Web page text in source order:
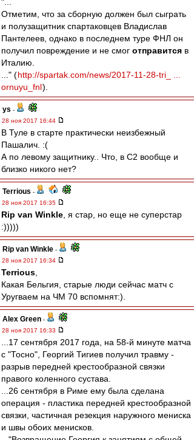
Отметим, что за сборную должен был сыграть
и полузащитник спартаковцев Владислав
Пантелеев, однако в последнем туре ФНЛ он
получил повреждение и не смог отправится в
Италию.
..." (http://spartak.com/news/2017-11-28-tri_ ...
ornuyu_fnl).
ys -
28 ноя 2017 16:44
В Туле в старте практически неизбежный
Пашалич. :(
А по левому защитнику.. Что, в С2 вообще и
близко никого нет?
Terrious -
28 ноя 2017 16:35
Rip van Winkle , я стар, но еще не суперстар
:)))))
Rip van Winkle -
28 ноя 2017 16:34
Terrious
Какая Бельгия, старые люди сейчас матч с
Уругваем на ЧМ 70 вспомнят:).
Alex Green -
28 ноя 2017 16:33
...17 сентября 2017 года, на 58-й минуте матча
с "Тосно", Георгий Тигиев получил травму -
разрыв передней крестообразной связки
правого коленного сустава.
...26 сентября в Риме ему была сделана
операция - пластика передней крестообразной
связки, частичная резекция наружного мениска
и швы обоих менисков.